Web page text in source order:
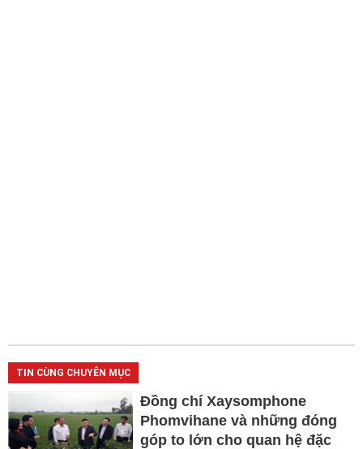
TIN CÙNG CHUYÊN MỤC
Đồng chí Xaysomphone
Phomvihane và những đóng
góp to lớn cho quan hệ đặc